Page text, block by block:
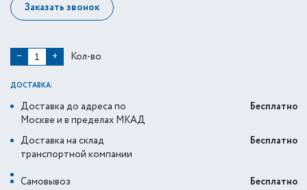
Заказать звонок
− + Кол-во
ДОСТАВКА:
Доставка до адреса по
Москве и в пределах МКАД
Бесплатно
Доставка на склад
транспортной компании
Бесплатно
Самовывоз
Бесплатно